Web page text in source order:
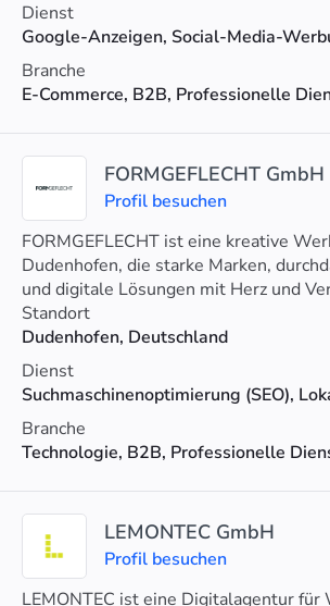
Dienst
Branche
E-Commerce, B2B, Professionelle
FORMGEFLECHT GmbH
Profil besuchen
FORMGEFLECHT ist eine kreative
Dudenhofen, die starke Marken,
und digitale Lösungen mit Herz und
entwickelt.
Standort
Dudenhofen, Deutschland
Dienst
Branche
Technologie, B2B, Professionelle
LEMONTEC GmbH
Profil besuchen
LEMONTEC ist eine Digitalagentur für